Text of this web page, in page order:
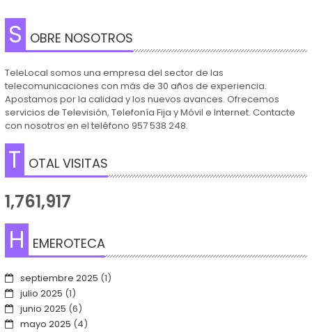
S OBRE NOSOTROS
TeleLocal somos una empresa del sector de las
telecomunicaciones con más de 30 años de experiencia.
Apostamos por la calidad y los nuevos avances. Ofrecemos
servicios de Televisión, Telefonía Fija y Móvil e Internet. Contacte
con nosotros en el teléfono 957 538 248.
T OTAL VISITAS
1,761,917
H EMEROTECA
septiembre 2025 (1)
julio 2025 (1)
junio 2025 (6)
mayo 2025 (4)